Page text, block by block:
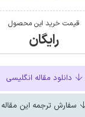
قیمت خرید این محصول
رایگان
دانلود مقاله انگلیسی
سفارش ترجمه این مقاله